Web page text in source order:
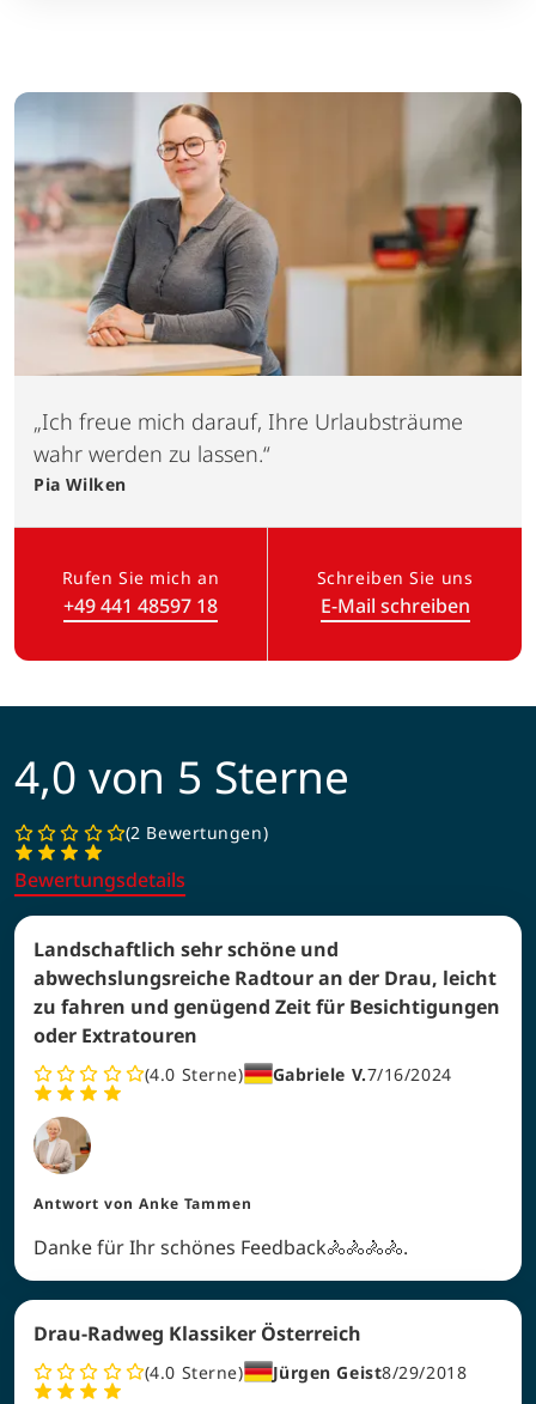
„Ich freue mich darauf, Ihre Urlaubsträume
wahr werden zu lassen.“
Pia Wilken
Rufen Sie mich an
+49 441 48597 18(Link öffnet in neuem Tab)
Schreiben Sie uns
E-Mail schreiben
4,0 von 5 Sterne
2 Bewertungen
Bewertungsdetails
Landschaftlich sehr schöne und
abwechslungsreiche Radtour an der Drau, leicht
zu fahren und genügend Zeit für Besichtigungen
oder Extratouren
4.0 Sterne Gabriele V.7/16/2024
Antwort von Anke Tammen
Danke für Ihr schönes Feedback🚴🚴🚴🚴.
Drau-Radweg Klassiker Österreich
4.0 Sterne Jürgen Geist8/29/2018